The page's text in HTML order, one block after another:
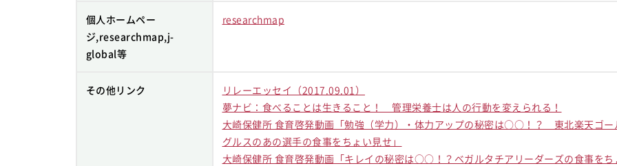
個人ホームペー
ジ,researchmap,j-
global等
researchmap
その他リンク
リレーエッセイ（2017.09.01）
夢ナビ：食べることは生きること！ 管理栄養士は人の行動を変えられる！
大崎保健所 食育啓発動画「勉強（学力）・体力アップの秘密は○○！？ 東北楽天ゴー
グルスのあの選手の食事をちょい見せ」
大崎保健所 食育啓発動画「キレイの秘密は○○！？ベガルタチアリーダーズの食事をち